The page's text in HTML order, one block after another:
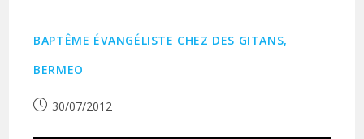
BAPTÊME ÉVANGÉLISTE CHEZ DES GITANS,
BERMEO
Publication
30/07/2012